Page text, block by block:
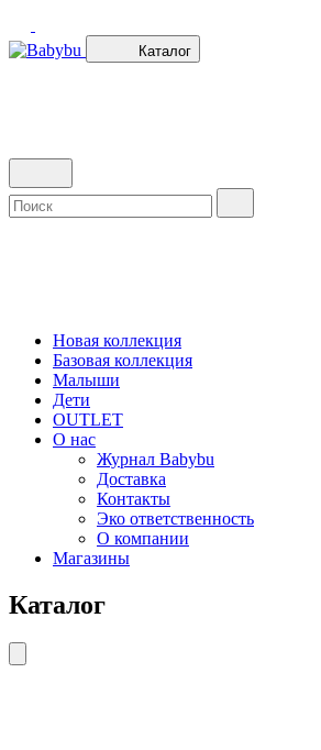
Каталог
Новая коллекция
Базовая коллекция
Малыши
Дети
OUTLET
О нас
Журнал Babybu
Доставка
Контакты
Эко ответственность
О компании
Магазины
Каталог